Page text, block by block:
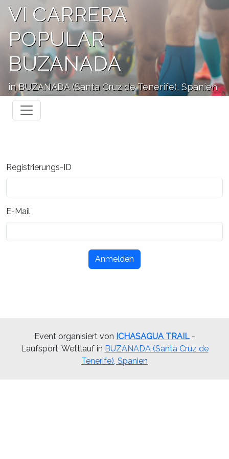
VI CARRERA
POPULAR
BUZANADA
in BUZANADA (Santa Cruz de Tenerife), Spanien
Registrierungs-ID
E-Mail
Anmelden
Event organisiert von ICHASAGUA TRAIL-
Laufsport, Wettlauf in BUZANADA (Santa Cruz de
Tenerife), Spanien